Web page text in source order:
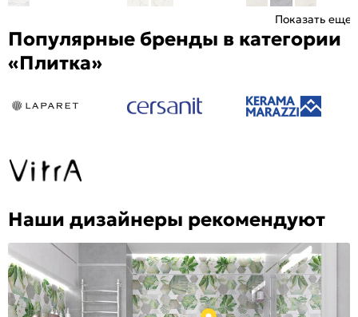
Показать еще
Популярные бренды в категории
«Плитка»
Наши дизайнеры рекомендуют